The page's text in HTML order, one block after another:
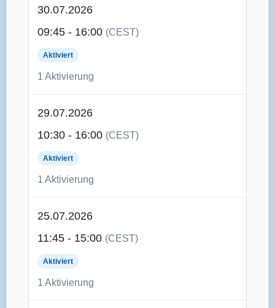
30.07.2026
09:45 - 16:00 (CEST)
Aktiviert
1 Aktivierung
29.07.2026
10:30 - 16:00 (CEST)
Aktiviert
1 Aktivierung
25.07.2026
11:45 - 15:00 (CEST)
Aktiviert
1 Aktivierung